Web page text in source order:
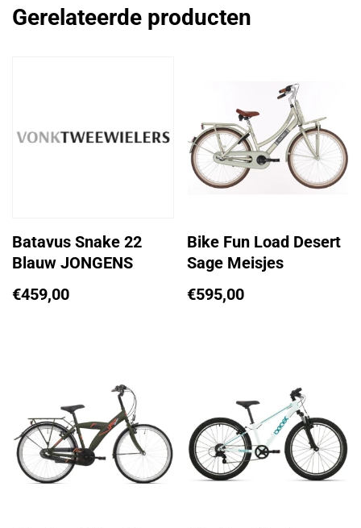
Gerelateerde producten
Batavus Snake 22
Blauw JONGENS
€459,00
Bike Fun Load Desert
Sage Meisjes
€595,00